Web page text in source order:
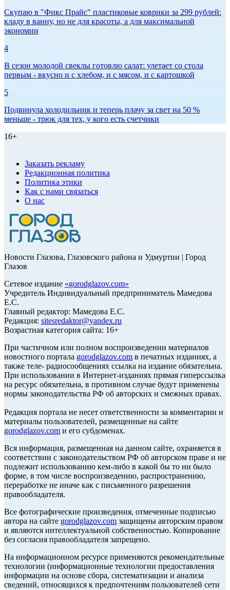
Скупаю в "Фикс Прайс" пластиковые коврики за 299 рублей:
кладу в ванну, но не для красоты, а для максимальной
экономии
4
В сезон молодой свеклы готовлю салат: улетает со стола
первым - вкусно и с хлебом, и с мясом, и с картошкой
5
Подвинула холодильник и теперь плачу за свет на 50 %
меньше - трюк для тех, у кого есть счетчики
16+
Заказать рекламу
Редакционная политика
Политика этики
Как с нами связаться
О нас
Новости Глазова, Глазовского района и Удмуртии | Город
Глазов
Сетевое издание «gorodglazov.com»
Учредитель Индивидуальный предприниматель Мамедова
Е.С.
Главный редактор: Мамедова Е.С.
Редакция: sitesredaktor@yandex.ru
Возрастная категория сайта: 16+
При частичном или полном воспроизведении материалов
новостного портала gorodglazov.com в печатных изданиях, а
также теле- радиосообщениях ссылка на издание обязательна.
При использовании в Интернет-изданиях прямая гиперссылка
на ресурс обязательна, в противном случае будут применены
нормы законодательства РФ об авторских и смежных правах.
Редакция портала не несет ответственности за комментарии и
материалы пользователей, размещенные на сайте
gorodglazov.com и его субдоменах.
Вся информация, размещенная на данном сайте, охраняется в
соответствии с законодательством РФ об авторском праве и не
подлежит использованию кем-либо в какой бы то ни было
форме, в том числе воспроизведению, распространению,
переработке не иначе как с письменного разрешения
правообладателя.
Все фотографические произведения, отмеченные подписью
автора на сайте gorodglazov.com защищены авторским правом
и являются интеллектуальной собственностью. Копирование
без согласия правообладателя запрещено.
На информационном ресурсе применяются рекомендательные
технологии (информационные технологии предоставления
информации на основе сбора, систематизации и анализа
сведений, относящихся к предпочтениям пользователей сети